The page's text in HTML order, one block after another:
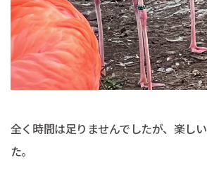
全く時間は足りませんでしたが、楽し
た。